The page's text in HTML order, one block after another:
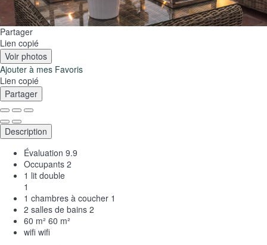
Partager
Lien copié
Voir photos
Ajouter à mes Favoris
Lien copié
Partager
Description
Évaluation 9.9
Occupants 2
1 lit double
1
1 chambres à coucher 1
2 salles de bains 2
60 m² 60 m²
wifi wifi